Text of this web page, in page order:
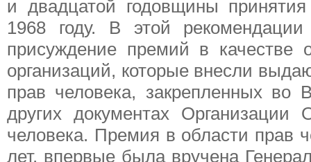
и двадцатой годовщины
1968 году. В этой рекомендации
присуждение премий в
организаций, которые внесли
прав человека, закрепленных
других документах
человека. Премия в области прав
лет, впервые была вручена